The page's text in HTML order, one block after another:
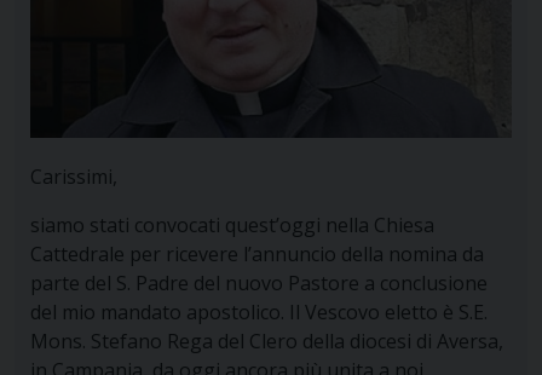
Carissimi,
siamo stati convocati quest’oggi nella Chiesa
Cattedrale per ricevere l’annuncio della nomina da
parte del S. Padre del nuovo Pastore a conclusione
del mio mandato apostolico. Il Vescovo eletto è S.E.
Mons. Stefano Rega del Clero della diocesi di Aversa,